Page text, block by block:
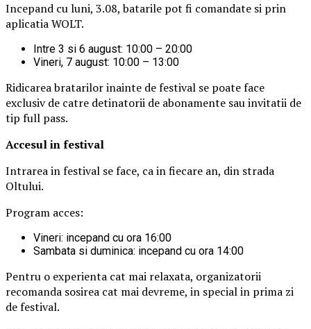
Incepand cu luni, 3.08, batarile pot fi comandate si prin
aplicatia WOLT.
Intre 3 si 6 august: 10:00 – 20:00
Vineri, 7 august: 10:00 – 13:00
Ridicarea bratarilor inainte de festival se poate face
exclusiv de catre detinatorii de abonamente sau invitatii de
tip full pass.
Accesul in festival
Intrarea in festival se face, ca in fiecare an, din strada
Oltului.
Program acces:
Vineri: incepand cu ora 16:00
Sambata si duminica: incepand cu ora 14:00
Pentru o experienta cat mai relaxata, organizatorii
recomanda sosirea cat mai devreme, in special in prima zi
de festival.